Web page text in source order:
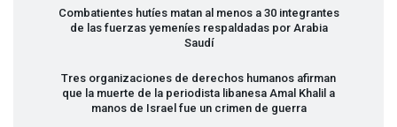
Combatientes hutíes matan al menos a 30 integrantes
de las fuerzas yemeníes respaldadas por Arabia
Saudí
Tres organizaciones de derechos humanos afirman
que la muerte de la periodista libanesa Amal Khalil a
manos de Israel fue un crimen de guerra